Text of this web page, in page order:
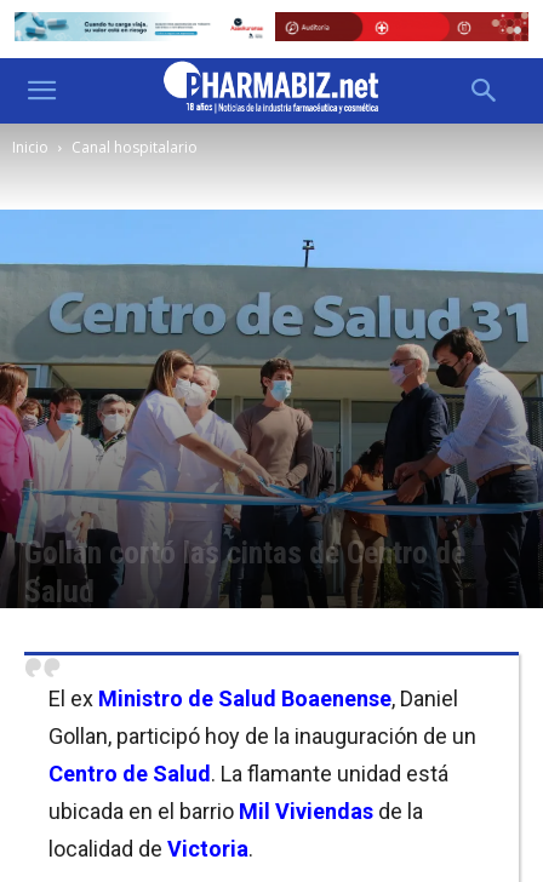
Inicio Canal hospitalario
Gollan cortó las cintas de Centro de
Salud
El ex Ministro de Salud Boaenense, Daniel
Gollan, participó hoy de la inauguración de un
Centro de Salud . La flamante unidad está
ubicada en el barrio Mil Viviendas de la
localidad de Victoria.